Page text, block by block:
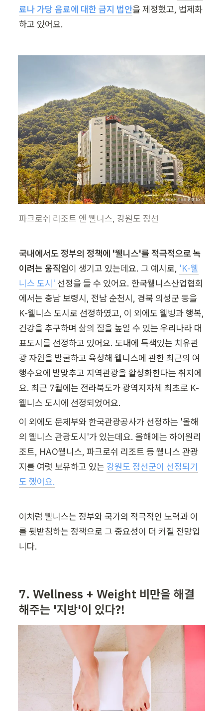
료나가당 음료에 대한 금지 법안을 제정했고, 법제화
하고 있어요.
파크로쉬 리조트 앤 웰니스, 강원도 정선
국내에서도 정부의 정책에 '웰니스'를 적극적으로 녹
이려는 움직임이 생기고 있는데요. 그 예시로, 'K-웰
니스 도시' 선정을 들 수 있어요. 한국웰니스산업협회
에서는 충남 보령시, 전남 순천시, 경북 의성군 등을
K-웰니스 도시로 선정하였고, 이 외에도 웰빙과 행복,
건강을 추구하며 삶의 질을 높일 수 있는 우리나라 대
표도시를 선정하고 있어요. 도내에 특색있는 치유관
광 자원을 발굴하고 육성해 웰니스에 관한 최근의 여
행수요에 발맞추고 지역관광을 활성화한다는 취지에
요. 최근 7월에는 전라북도가 광역지자체 최초로 K-
웰니스 도시에 선정되었어요.
이 외에도 문체부와 한국관광공사가 선정하는 '올해
의 웰니스 관광도시'가 있는데요. 올해에는 하이원리
조트, HAO웰니스, 파크로쉬 리조트 등 웰니스 관광
지를 여럿 보유하고 있는 강원도 정선군이 선정되기
도 했어요.
이처럼 웰니스는 정부와 국가의 적극적인 노력과 이
를 뒷받침하는 정책으로 그 중요성이 더 커질 전망입
니다.
7. Wellness + Weight 비만을 해결
해주는 '지방'이 있다?!